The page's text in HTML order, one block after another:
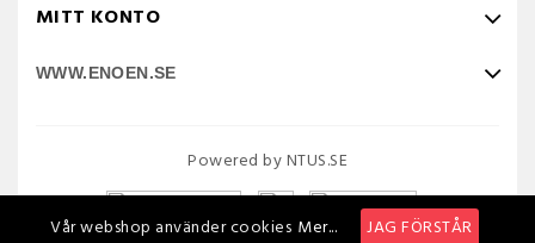
MITT KONTO
WWW.ENOEN.SE
Powered by NTUS.SE
Vår webshop använder cookies Mer... JAG FÖRSTÅR